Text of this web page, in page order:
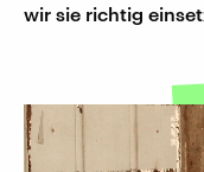
wir sie richtig